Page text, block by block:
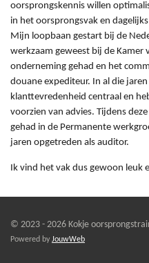
oorsprongskennis willen
in het oorsprongsvak en
Mijn loopbaan gestart bij de
werkzaam geweest bij de Kamer
onderneming gehad en het
douane expediteur. In al die
klanttevredenheid centraal en
voorzien van advies. Tijdens
gehad in de Permanente
jaren opgetreden als auditor.
Ik vind het vak dus gewoon leuk
© 2023 - 2026 Kokje
Powered by JouwWeb